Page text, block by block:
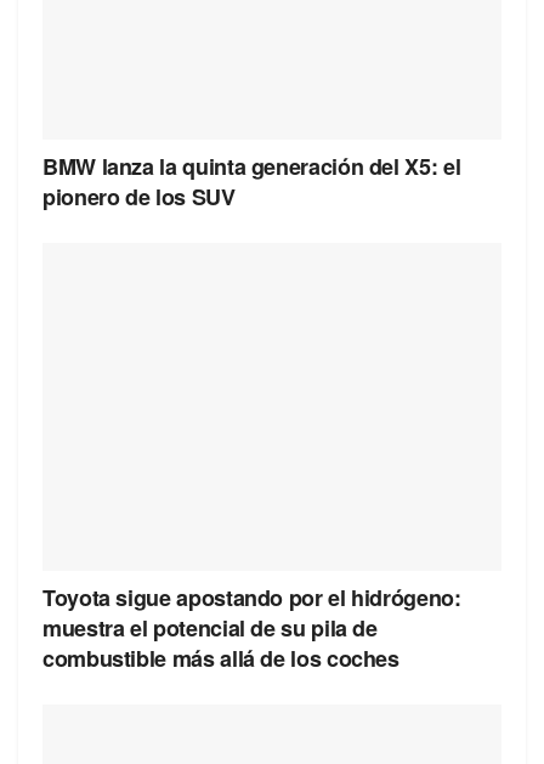
BMW lanza la quinta generación del X5: el
pionero de los SUV
Toyota sigue apostando por el hidrógeno:
muestra el potencial de su pila de
combustible más allá de los coches